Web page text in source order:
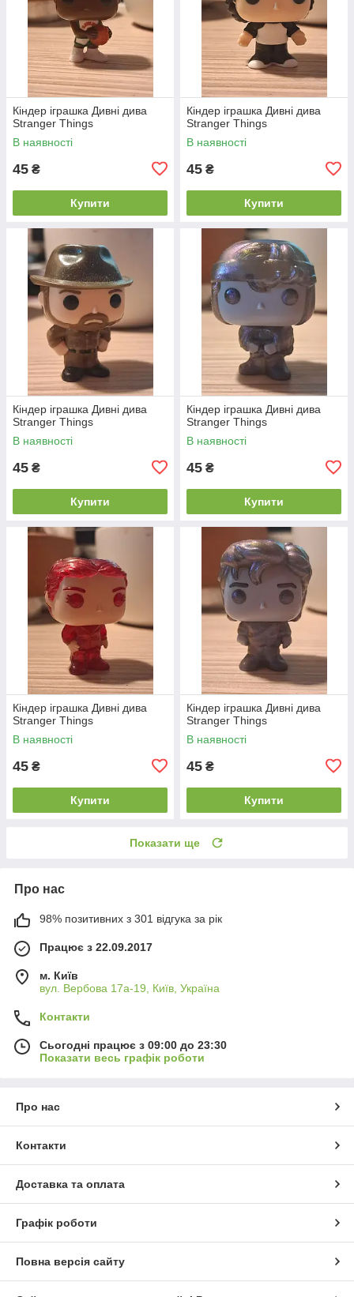
Кіндер іграшка Дивні дива
Stranger Things
В наявності
45 ₴
Купити
Кіндер іграшка Дивні дива
Stranger Things
В наявності
45 ₴
Купити
Кіндер іграшка Дивні дива
Stranger Things
В наявності
45 ₴
Купити
Кіндер іграшка Дивні дива
Stranger Things
В наявності
45 ₴
Купити
Кіндер іграшка Дивні дива
Stranger Things
В наявності
45 ₴
Купити
Кіндер іграшка Дивні дива
Stranger Things
В наявності
45 ₴
Купити
Показати ще
Про нас
98% позитивних з 301 відгука за рік
Працює з 22.09.2017
м. Київ
вул. Вербова 17а-19, Київ, Україна
Контакти
Сьогодні працює з 09:00 до 23:30
Показати весь графік роботи
Про нас
Контакти
Доставка та оплата
Графік роботи
Повна версія сайту